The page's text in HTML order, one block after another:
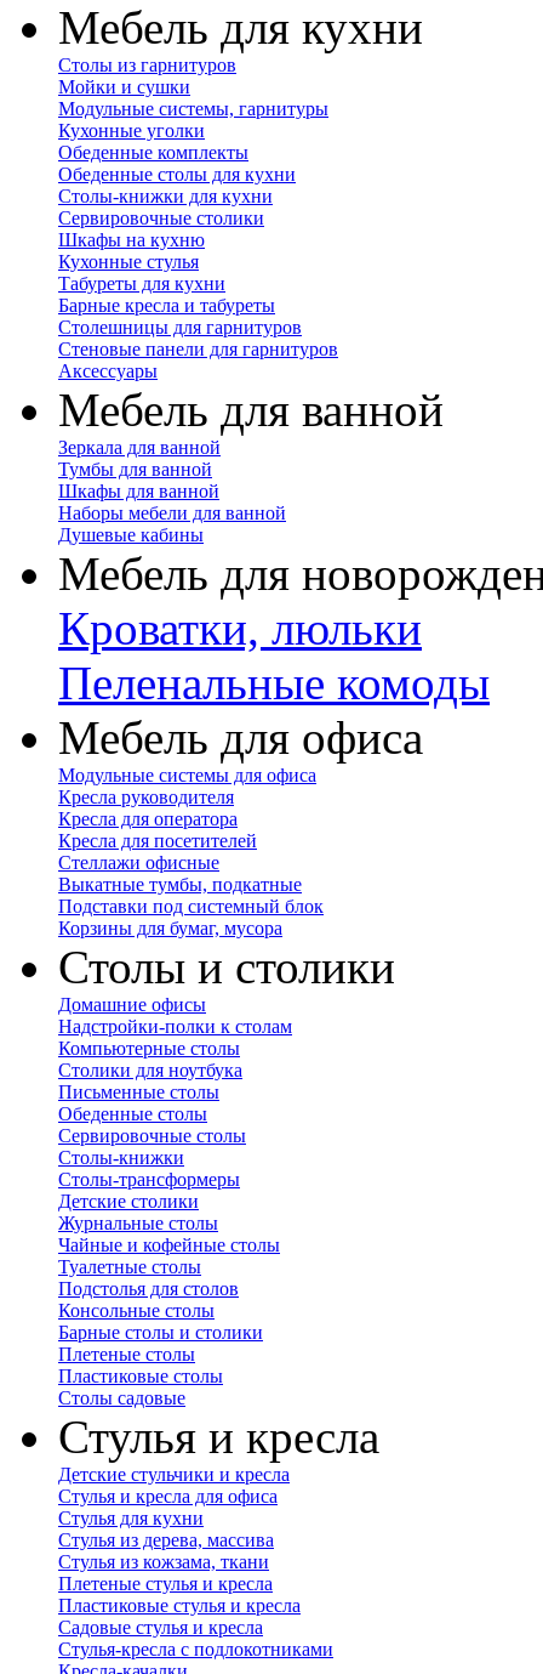
Мебель для кухни
Столы из гарнитуров
Мойки и сушки
Модульные системы, гарнитуры
Кухонные уголки
Обеденные комплекты
Обеденные столы для кухни
Столы-книжки для кухни
Сервировочные столики
Шкафы на кухню
Кухонные стулья
Табуреты для кухни
Барные кресла и табуреты
Столешницы для гарнитуров
Стеновые панели для гарнитуров
Аксессуары
Мебель для ванной
Зеркала для ванной
Тумбы для ванной
Шкафы для ванной
Наборы мебели для ванной
Душевые кабины
Мебель для
Кроватки, люльки
Пеленальные комоды
Мебель для офиса
Модульные системы для офиса
Кресла руководителя
Кресла для оператора
Кресла для посетителей
Стеллажи офисные
Выкатные тумбы, подкатные
Подставки под системный блок
Корзины для бумаг, мусора
Столы и столики
Домашние офисы
Надстройки-полки к столам
Компьютерные столы
Столики для ноутбука
Письменные столы
Обеденные столы
Сервировочные столы
Столы-книжки
Столы-трансформеры
Детские столики
Журнальные столы
Чайные и кофейные столы
Туалетные столы
Подстолья для столов
Консольные столы
Барные столы и столики
Плетеные столы
Пластиковые столы
Столы садовые
Стулья и кресла
Детские стульчики и кресла
Стулья и кресла для офиса
Стулья для кухни
Стулья из дерева, массива
Стулья из кожзама, ткани
Плетеные стулья и кресла
Пластиковые стулья и кресла
Садовые стулья и кресла
Стулья-кресла с подлокотниками